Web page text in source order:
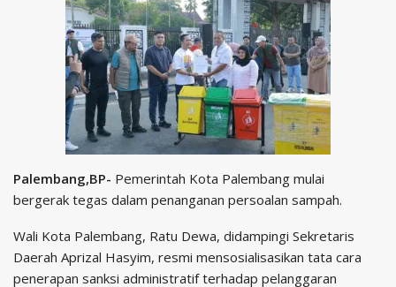
Palembang,BP- Pemerintah Kota Palembang mulai
bergerak tegas dalam penanganan persoalan sampah.
Wali Kota Palembang, Ratu Dewa, didampingi Sekretaris
Daerah Aprizal Hasyim, resmi mensosialisasikan tata cara
penerapan sanksi administratif terhadap pelanggaran